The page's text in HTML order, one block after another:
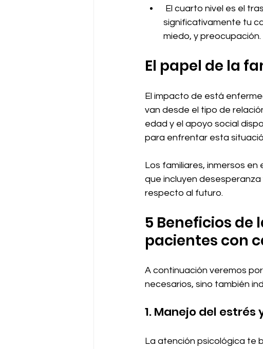
El cuarto nivel es el
significativamente tu
miedo, y preocupación.
El papel de la
El impacto de está
van desde el tipo de
edad y el apoyo social
para enfrentar esta
Los familiares, inmersos
que incluyen
respecto al futuro.
5 Beneficios
pacientes con
A continuación veremos
necesarios, sino también
1. Manejo del estrés
La atención psicológica te